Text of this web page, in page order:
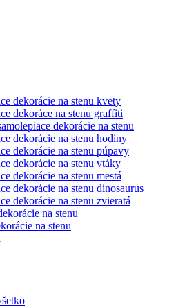
dekorácie na stenu kvety
dekoráce na stenu graffiti
dekorácie na stenu
dekorácie na stenu hodiny
dekorácie na stenu púpavy
dekorácie na stenu vtáky
dekorácie na stenu mestá
dekorácie na stenu dinosaurus
dekorácie na stenu zvieratá
na stenu
na stenu